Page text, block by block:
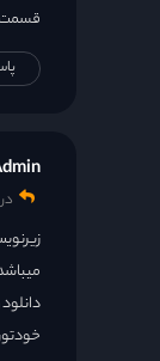
قسمت 36
قسمت 37
قسمت 38
قسمت ۱ زیرنویس